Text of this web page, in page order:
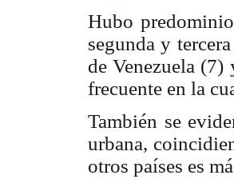
Hubo
segunda y
de Venezuela (7)
frecuente en la
También se
urbana,
otros países es